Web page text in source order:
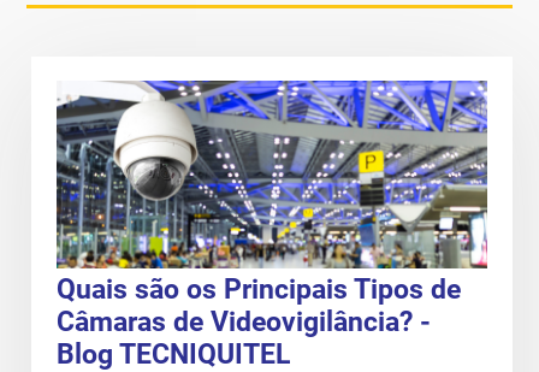
Quais são os Principais Tipos de
Câmaras de Videovigilância? -
Blog TECNIQUITEL